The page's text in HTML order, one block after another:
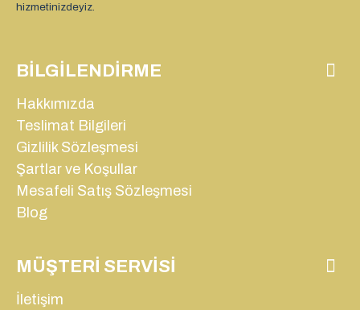
hizmetinizdeyiz.
BILGILENDIRME
Hakkımızda
Teslimat Bilgileri
Gizlilik Sözleşmesi
Şartlar ve Koşullar
Mesafeli Satış Sözleşmesi
Blog
MÜŞTERI SERVISI
İletişim